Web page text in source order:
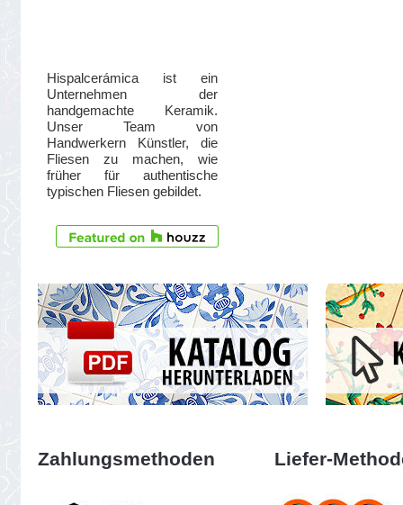
Hispalcerámica ist ein
Unternehmen der
handgemachte Keramik.
Unser Team von
Handwerkern Künstler, die
Fliesen zu machen, wie
früher für authentische
typischen Fliesen gebildet.
Zahlungsmethoden Liefer-